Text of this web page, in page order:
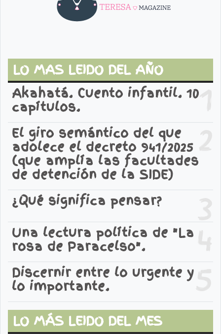
LO MAS LEIDO DEL AÑO
1
Akahatá. Cuento infantil. 10
capítulos.
2
El giro semántico del que
adolece el decreto 941/2025
(que amplía las facultades
de detención de la SIDE)
3
¿Qué significa pensar?
4
Una lectura política de "La
rosa de Paracelso".
5
Discernir entre lo urgente y
lo importante.
LO MÁS LEIDO DEL MES